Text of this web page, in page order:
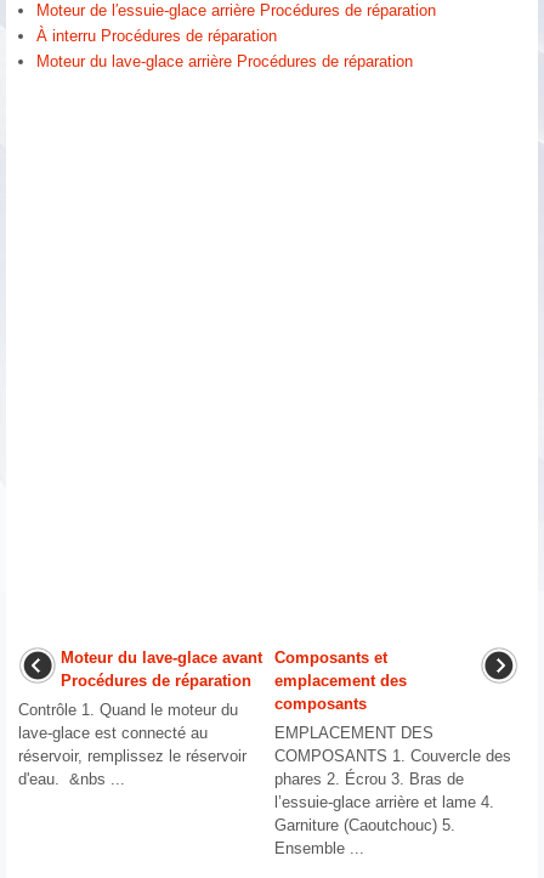
Moteur de l′essuie-glace arrière Procédures de réparation
À interru Procédures de réparation
Moteur du lave-glace arrière Procédures de réparation
Moteur du lave-glace avant
Procédures de réparation
Contrôle 1. Quand le moteur du
lave-glace est connecté au
réservoir, remplissez le réservoir
d'eau. &nbs ...
Composants et
emplacement des
composants
EMPLACEMENT DES
COMPOSANTS 1. Couvercle des
phares 2. Écrou 3. Bras de
l’essuie-glace arrière et lame 4.
Garniture (Caoutchouc) 5.
Ensemble ...